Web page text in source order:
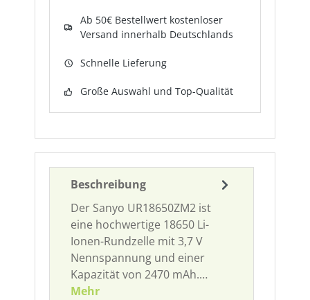
Ab 50€ Bestellwert kostenloser
Versand innerhalb Deutschlands
Schnelle Lieferung
Große Auswahl und Top-Qualität
Beschreibung
Der Sanyo UR18650ZM2 ist
eine hochwertige 18650 Li-
Ionen-Rundzelle mit 3,7 V
Nennspannung und einer
Kapazität von 2470 mAh.…
Mehr